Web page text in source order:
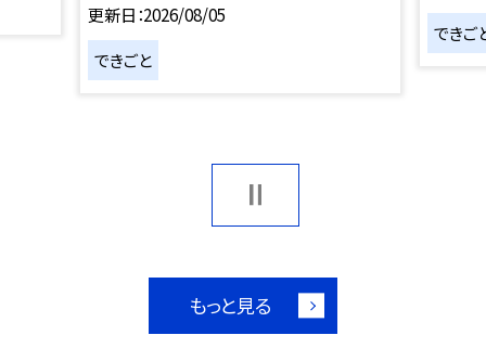
更新日 2026/08/05
できごと
できご
もっと見る